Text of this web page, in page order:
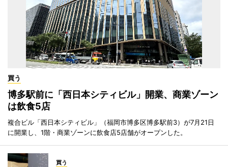
買う
博多駅前に「西日本シティビル」開業、商業ゾーン
は飲食5店
複合ビル「西日本シティビル」（福岡市博多区博多駅前3）が7月21日
に開業し、1階・商業ゾーンに飲食店5店舗がオープンした。
買う